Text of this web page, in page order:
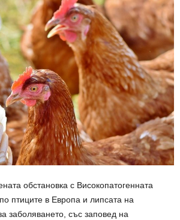
обстановка с Високопатогенната
птиците в Европа и липсата на
заболяването, със заповед на